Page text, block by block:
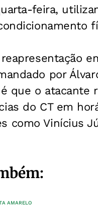
feira,
por
que o atacante
do CT em
como Vinícius
AMARELO